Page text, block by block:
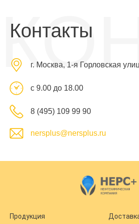
Контакты
г. Москва, 1-я Горловская
с 9.00 до 18.00
8 (495) 109 99 90
nersplus@nersplus.ru
Продукция